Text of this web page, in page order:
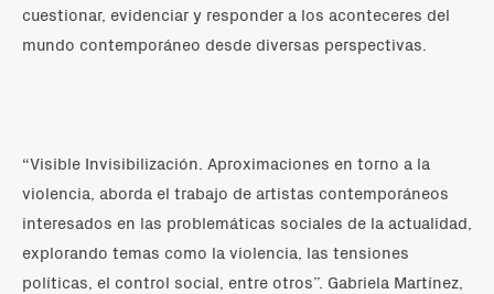
cuestionar, evidenciar y responder a los aconteceres del
mundo contemporáneo desde diversas perspectivas.
“Visible Invisibilización. Aproximaciones en torno a la
violencia, aborda el trabajo de artistas contemporáneos
interesados en las problemáticas sociales de la actualidad,
explorando temas como la violencia, las tensiones
políticas, el control social, entre otros”. Gabriela Martínez,